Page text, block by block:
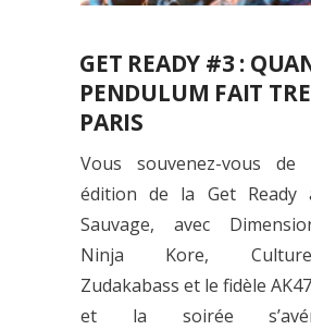
GET READY #3 :
PENDULUM FAIT
PARIS
Vous souvenez-vous de
édition de la Get Ready
Sauvage, avec
Ninja Kore,
Zudakabass et le fidèle
et la soirée